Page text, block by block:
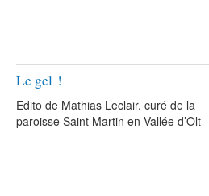
Le gel !
Edito de Mathias Leclair, curé de la
paroisse Saint Martin en Vallée d’Olt